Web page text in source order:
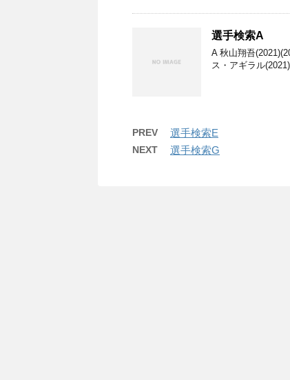
選手検索A
A 秋山翔吾
ス・アギラル
PREV 選手検索E
NEXT 選手検索G